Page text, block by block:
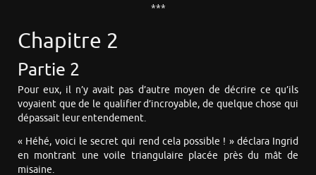
***
Chapitre 2
Partie 2
Pour eux, il n’y avait pas d’autre moyen de décrire ce qu’ils
voyaient que de le qualifier d’incroyable, de quelque chose qui
dépassait leur entendement.
« Héhé, voici le secret qui rend cela possible ! » déclara Ingrid
en montrant une voile triangulaire placée près du mât de
misaine.